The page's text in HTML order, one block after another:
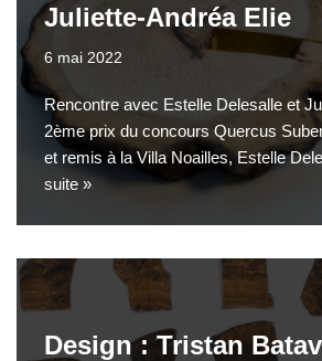
Juliette-Andréa Elie
6 mai 2022
Rencontre avec Estelle Delesalle et
2ème prix du concours Quercus
et remis à la Villa Noailles, Estelle
suite »
Design : Tristan